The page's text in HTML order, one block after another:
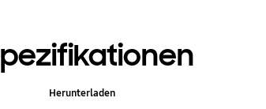
Herunterladen